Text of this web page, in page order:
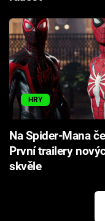
HRY
Na Spider-Mana
První trailery
skvěle